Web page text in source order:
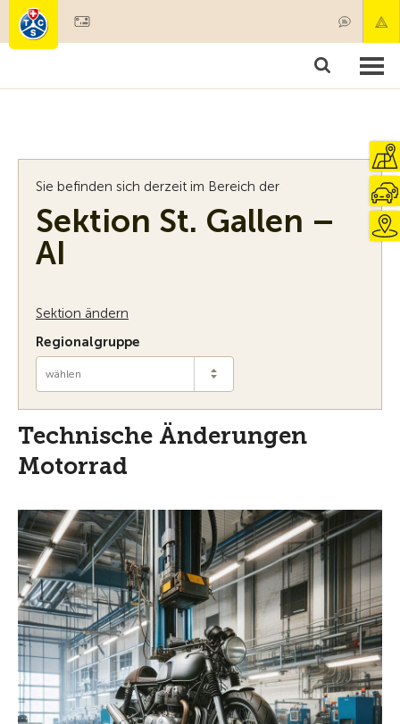
Mitgliedschaft & Leistungen
Sie befinden sich derzeit im Bereich der
Sektion St. Gallen –
AI
Sektion ändern
Regionalgruppe
wählen
Technische Änderungen
Motorrad